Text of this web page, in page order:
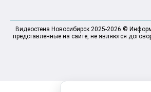
Видеостена Новосибирск 2025-2026 ©
представленные на сайте, не являются